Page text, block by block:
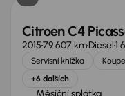
Citroen C4
201579 607 kmDiesel
Servisní knížka
+6 dalších
Měsíční splátka